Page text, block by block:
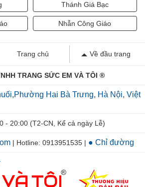
Thánh Giá Bạc
Nhẫn Công Giáo
Trang chủ Về đầu trang
TRANG SỨC EM VÀ TÔI ®
Hai Bà Trưng, Hà Nội, Việt
- 20:00 (T2-CN, Kể cả ngày Lễ)
| Hotline: 0913951535 | ● Chỉ đường